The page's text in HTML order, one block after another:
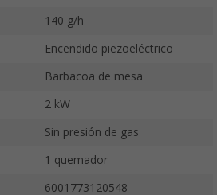
140 g/h
Encendido piezoeléctrico
Barbacoa de mesa
2 kW
Sin presión de gas
1 quemador
6001773120548